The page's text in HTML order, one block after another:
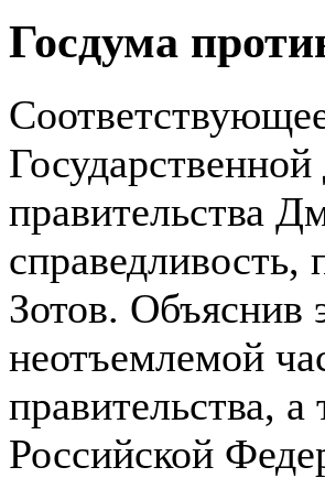
Госдума
правительства
справедливость,
Зотов. Объяснив
неотъемлемой
правительства,
Российской